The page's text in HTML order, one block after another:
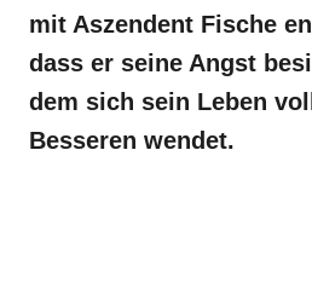
mit Aszendent Fische
dass er seine Angst
dem sich sein Leben
Besseren wendet.